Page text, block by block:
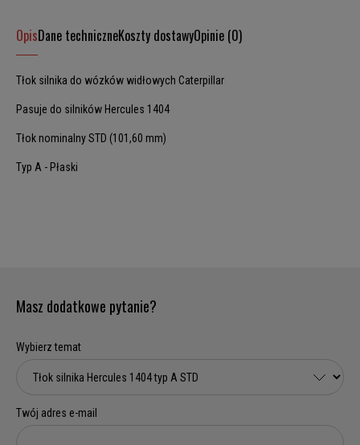
OpisDane techniczneKoszty dostawyOpinie (0)
Tłok silnika do wózków widłowych Caterpillar
Pasuje do silników Hercules 1404
Tłok nominalny STD (101,60 mm)
Typ A - Płaski
Masz dodatkowe pytanie?